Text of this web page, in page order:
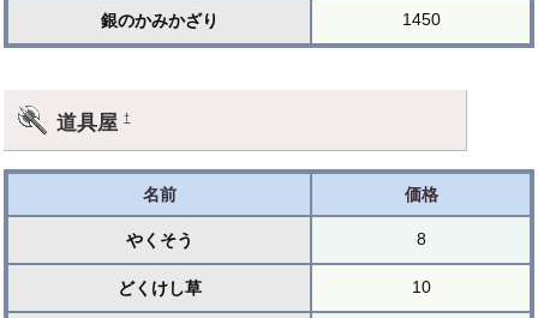
銀のかみかざり 1450
道具屋†
名前 価格
やくそう 8
どくけし草 10